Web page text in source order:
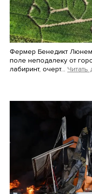
Фермер Бенедикт
поле неподалеку от
лабиринт, очерт…